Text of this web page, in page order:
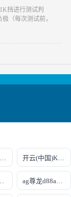
挡进行测试判
（每次测试前，